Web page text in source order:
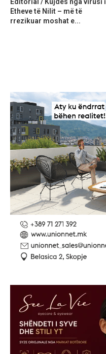
Etheve të Nilit – më të
rrezikuar moshat e...